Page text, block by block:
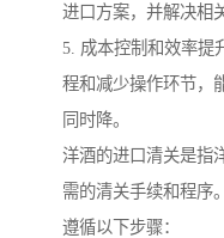
进口方案，并解决相
5. 成本控制和效率提
程和减少操作环节，
同时降。
洋酒的进口清关是指
需的清关手续和程序
遵循以下步骤：